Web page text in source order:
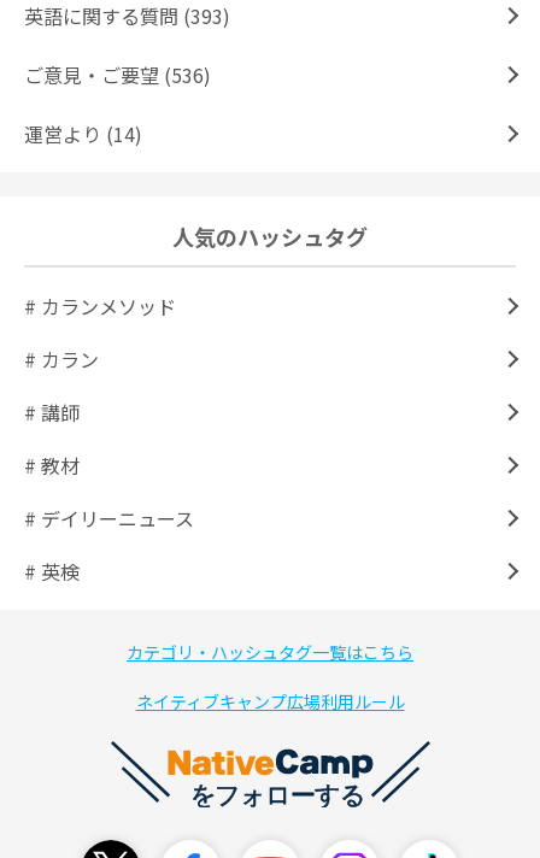
英語に関する質問 (393)
ご意見・ご要望 (536)
運営より (14)
人気のハッシュタグ
# カランメソッド
# カラン
# 講師
# 教材
# デイリーニュース
# 英検
カテゴリ・ハッシュタグ一覧はこちら
ネイティブキャンプ広場利用ルール